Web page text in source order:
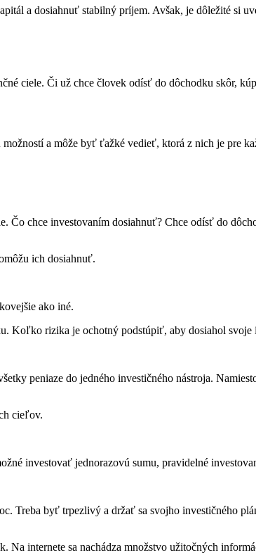
a dosiahnuť stabilný príjem. Avšak, je dôležité si
ciele. Či už chce človek odísť do dôchodku skôr,
a môže byť ťažké vedieť, ktorá z nich je pre
Čo chce investovaním dosiahnuť? Chce odísť do
ich dosiahnuť.
ako iné.
Koľko rizika je ochotný podstúpiť, aby dosiahol svoje
peniaze do jedného investičného nástroja.
cieľov.
investovať jednorazovú sumu, pravidelné
Treba byť trpezlivý a držať sa svojho investičného
internete sa nachádza množstvo užitočných